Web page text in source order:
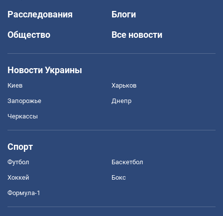
Расследования
Блоги
Общество
Все новости
Новости Украины
Киев Харьков
Запорожье Днепр
Черкассы
Спорт
Футбол Баскетбол
Хоккей Бокс
Формула-1